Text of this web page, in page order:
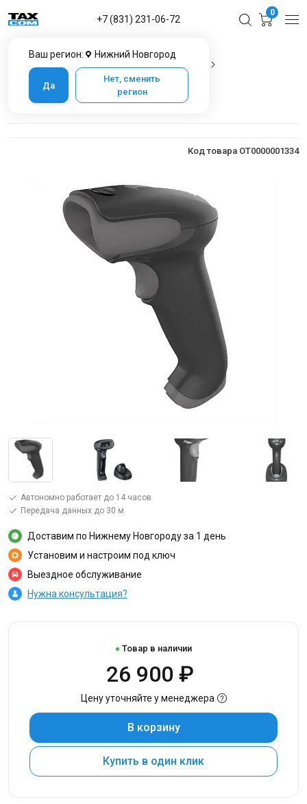
Ваш регион: Нижний Новгород
Да
Нет, сменить
регион
+7 (831) 231-06-72
0
Сканеры штрих кода
Honeywell 1472g
Honeywell 1472g
Код товара OT0000001334
Автономно работает до 14 часов
Передача данных до 30 м
Доставим по Нижнему Новгороду за 1 день
Установим и настроим под ключ
Выездное обслуживание
Нужна консультация?
Товар в наличии
26 900 ₽
Цену уточняйте у менеджера
В корзину
Купить в один клик